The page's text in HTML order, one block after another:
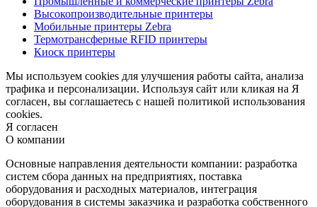
Высокопроизводительные принтеры
Мобильные принтеры Zebra
Термотрансферные RFID принтеры
Киоск принтеры
Мы используем cookies для улучшения работы сайта, анализа
трафика и персонализации. Используя сайт или кликая на Я
согласен, вы соглашаетесь с нашей политикой использования
cookies.
Я согласен
О компании
Основные направления деятельности компании: разработка
систем сбора данных на предприятиях, поставка
оборудования и расходных материалов, интеграция
оборудования в системы заказчика и разработка собственного